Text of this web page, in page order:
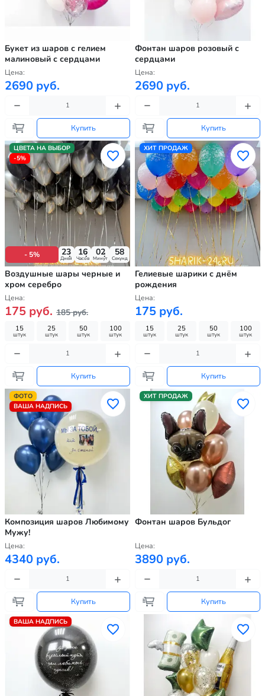
Букет из шаров с гелием
малиновый с сердцами
Цена:
2690 руб.
Купить
Фонтан шаров розовый с
сердцами
Цена:
2690 руб.
Купить
ЦВЕТА НА ВЫБОР
-5%
- 5% 23
Дней
16
Часов
02
Минут
56
Секунд
Воздушные шары черные и
хром серебро
Цена:
175 руб. 185 руб.
15
штук
25
штук
50
штук
100
штук
Купить
ХИТ ПРОДАЖ
Гелиевые шарики с днём
рождения
Цена:
175 руб.
15
штук
25
штук
50
штук
100
штук
Купить
ФОТО
ВАША НАДПИСЬ
Композиция шаров Любимому
Мужу!
Цена:
4340 руб.
Купить
ХИТ ПРОДАЖ
Фонтан шаров Бульдог
Цена:
3890 руб.
Купить
ВАША НАДПИСЬ